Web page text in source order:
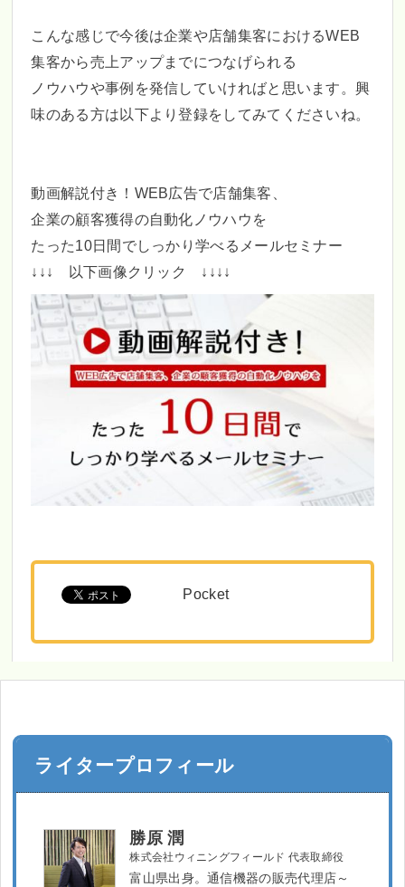
こんな感じで今後は企業や店舗集客におけるWEB
集客から売上アップまでにつなげられる
ノウハウや事例を発信していければと思います。興
味のある方は以下より登録をしてみてくださいね。
動画解説付き！WEB広告で店舗集客、
企業の顧客獲得の自動化ノウハウを
たった10日間でしっかり学べるメールセミナー
↓↓↓ 以下画像クリック ↓↓↓↓
Pocket
ライタープロフィール
勝原 潤
株式会社ウィニングフィールド 代表取締役
富山県出身。通信機器の販売代理店～